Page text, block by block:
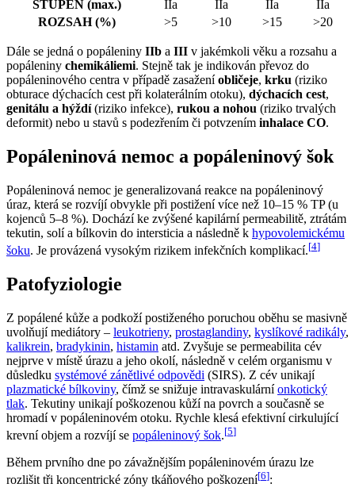
STUPEŇ (max.)
IIa IIa IIa
IIa
ROZSAH (%)
>5 >10 >15 >20
Dále se jedná o popáleniny IIb a III v jakémkoli věku a rozsahu a
popáleniny chemikáliemi. Stejně tak je indikován převoz do
popáleninového centra v případě zasaženíobličeje, krku (riziko
obturace dýchacích cest při kolaterálním otoku), dýchacích cest,
genitálu a hýždí(riziko infekce), rukou a nohou (riziko trvalých
deformit) nebo u stavů s podezřením či potvzením inhalace CO.
Popáleninová nemoc a popáleninový šok
Popáleninová nemoc je generalizovaná reakce na popáleninový
úraz, která se rozvíjí obvykle při postižení více než 10–15 % TP (u
kojenců 5–8 %). Dochází ke zvýšené kapilární permeabilitě, ztrátám
tekutin, solí a bílkovin do intersticia a následně k hypovolemickému
šoku. Je provázená vysokým rizikem infekčních komplikací.[4]
Patofyziologie
Z popálené kůže a podkoží postiženého poruchou oběhu se masivně
uvolňují mediátory – leukotrieny, prostaglandiny, kyslíkové radikály,
kalikrein, bradykinin, histamin atd. Zvyšuje se permeabilita cév
nejprve v místě úrazu a jeho okolí, následně v celém organismu v
důsledku systémové zánětlivé odpovědi (SIRS). Z cév unikají
plazmatické bílkoviny, čímž se snižuje intravaskulárníonkotický
tlak. Tekutiny unikají poškozenou kůží na povrch a současně se
hromadí v popáleninovém otoku. Rychle klesá efektivní cirkulující
krevní objem a rozvíjí se popáleninový šok.[5]
Během prvního dne po závažnějším popáleninovém úrazu lze
rozlišit tři koncentrické zóny tkáňového poškození[6]: